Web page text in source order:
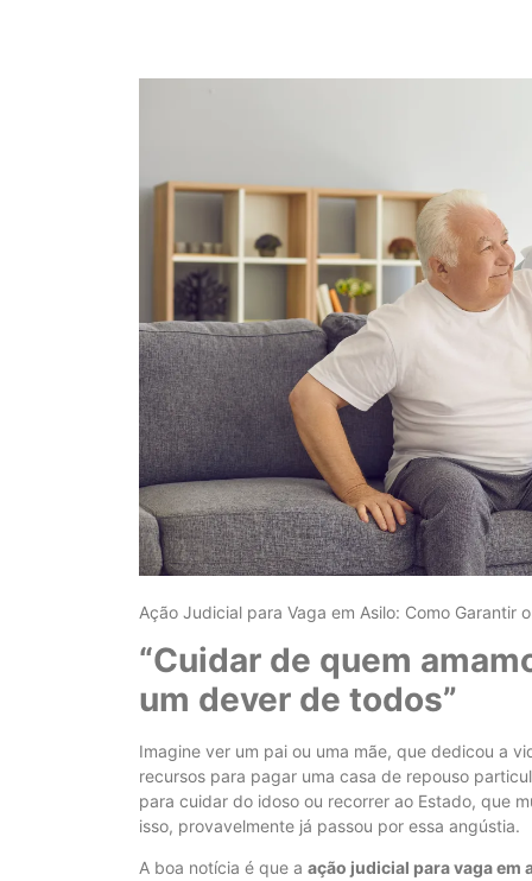
Ação Judicial para Vaga em Asilo: Como Garantir
“Cuidar de quem
um dever de todos”
Imagine ver um pai ou uma mãe, que dedicou a
recursos para pagar uma casa de repouso
para cuidar do idoso ou recorrer ao Estado, que
isso, provavelmente já passou por essa angústia.
A boa notícia é que a ação judicial para vaga em